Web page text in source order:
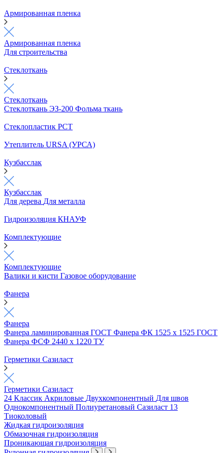
Армированная пленка
Армированная пленка
Для строительства
Стеклоткань
Стеклоткань
Стеклоткань ЭЗ-200 Фольма ткань
Стеклопластик РСТ
Утеплитель URSA (УРСА)
Кузбасслак
Кузбасслак
Для дерева Для металла
Гидроизоляция КНАУФ
Комплектующие
Комплектующие
Валики и кисти Газовое оборудование
Фанера
Фанера
Фанера ламинированная ГОСТ Фанера ФК 1525 х 1525 ГОСТ
Фанера ФСФ 2440 х 1220 ТУ
Герметики Сазиласт
Герметики Сазиласт
24 Классик Акриловые Двухкомпонентный Для швов
Однокомпонентный Полиуретановый Сазиласт 13
Тиоколовый
Жидкая гидроизоляция
Обмазочная гидроизоляция
Проникающая гидроизоляция